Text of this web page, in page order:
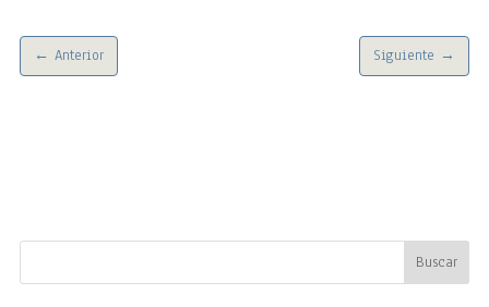
← Anterior Siguiente →